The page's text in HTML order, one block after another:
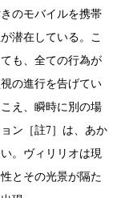
のモバイルを携帯
潜在している。こ
も、全ての行為が
の進行を告げてい
え、瞬時に別の場
ン［註7］は、あか
。ヴィリリオは現
とその光景が隔た